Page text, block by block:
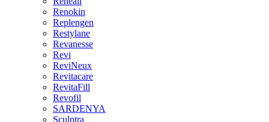
Renokin
Replengen
Restylane
Revanesse
Revi
ReviNeux
Revitacare
RevitaFill
Revofil
SARDENYA
Sculptra